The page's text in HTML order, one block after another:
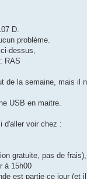
D.
problème.
dessus,
RAS
de la semaine, mais il
USB en maitre.
d'aller voir chez :
gratuite, pas de
à 15h00
est partie ce jour (et